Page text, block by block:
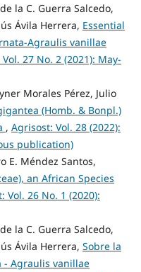
la C. Guerra Salcedo,
Ávila Herrera, Essential
Agraulis vanillae
27 No. 2 (2021): May-
Morales Pérez, Julio
(Homb. & Bonpl.)
, Agrisost: Vol. 28 (2022):
publication)
E. Méndez Santos,
an African Species
Vol. 26 No. 1 (2020):
la C. Guerra Salcedo,
Ávila Herrera, Sobre la
- Agraulis vanillae